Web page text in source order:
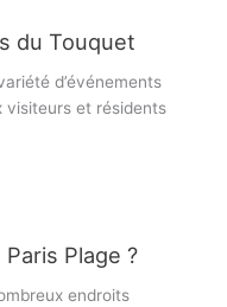
du Touquet
d’événements
visiteurs et résidents
Plage ?
endroits